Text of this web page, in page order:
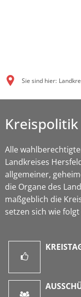
Sie sind hier:
Kreispolitik
Alle
Landkreises
allgemeiner,
die Organe des
maßgeblich die
setzen sich wie